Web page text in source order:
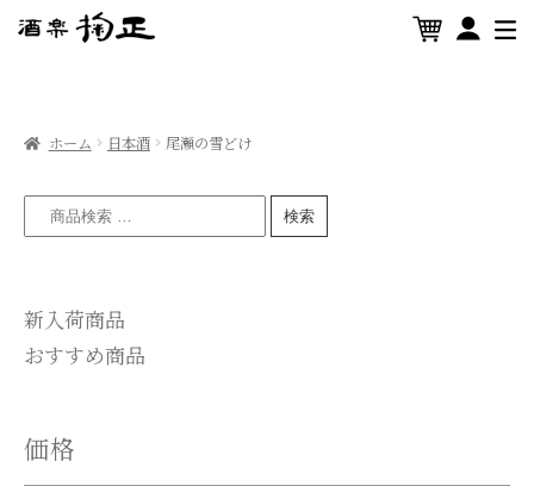
ホーム 日本酒 尾瀬の雪どけ
検索
新入荷商品
おすすめ商品
価格